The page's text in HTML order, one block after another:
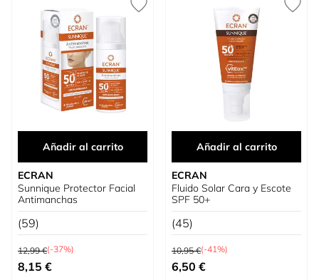
Añadir al carrito
ECRAN
Sunnique Protector Facial
Antimanchas
(59)
Precio habitual
12,99 €(-37%)
Precio especial
8,15 €
Añadir al carrito
ECRAN
Fluido Solar Cara y Escote
SPF 50+
(45)
Precio habitual
10,95 €(-41%)
Precio especial
6,50 €